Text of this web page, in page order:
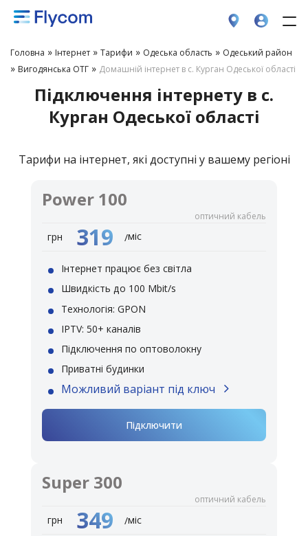
Головна » Інтернет » Тарифи » Одеська область » Одеський район
» Вигодянська ОТГ » Домашній інтернет в с. Курган Одеської області
Підключення інтернету в с.
Курган Одеської області
Тарифи на інтернет, які доступні у вашему регіоні
Power 100
оптичний кабель
грн 319 /міс
Інтернет працює без світла
Швидкість до 100 Mbit/s
Технологія: GPON
IPTV: 50+ каналів
Підключення по оптоволокну
Приватні будинки
Можливий варіант під ключ
Підключити
Super 300
оптичний кабель
грн 349 /міс